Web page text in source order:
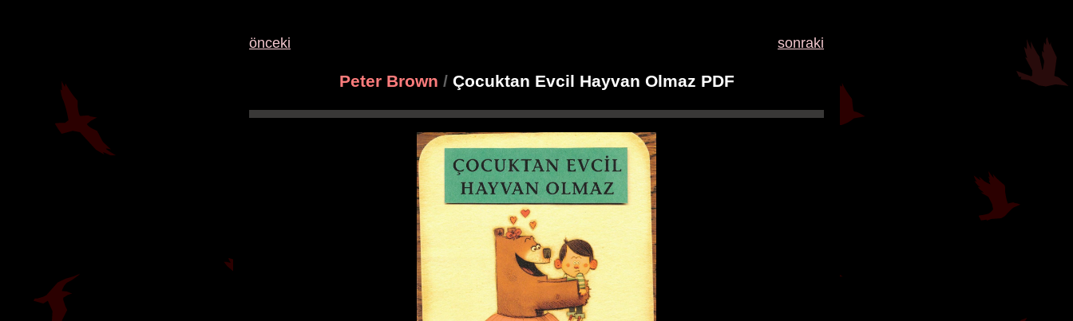
önceki sonraki
Peter Brown /Çocuktan Evcil Hayvan Olmaz PDF